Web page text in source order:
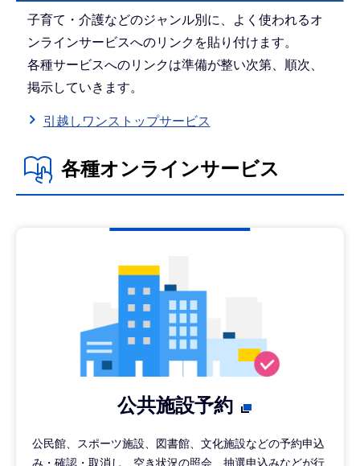
子育て・介護などのジャンル別に、よく使われるオ
ンラインサービスへのリンクを貼り付けます。
各種サービスへのリンクは準備が整い次第、順次、
掲示していきます。
引越しワンストップサービス
各種オンラインサービス
公共施設予約
公民館、スポーツ施設、図書館、文化施設などの予約申込
み・確認・取消し、空き状況の照会、抽選申込みなどが行